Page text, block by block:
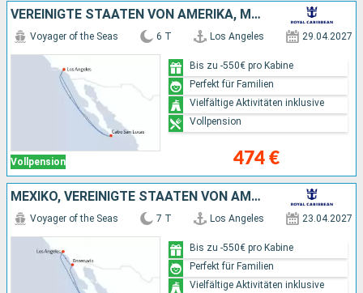
VEREINIGTE STAATEN VON AMERIKA, MEXIKO
Vollpension
Voyager of the Seas 6 T Los Angeles 29.04.2027
474 €
Bis zu -550€ pro Kabine
Perfekt für Familien
Vielfältige Aktivitäten inklusive
Vollpension
MEXIKO, VEREINIGTE STAATEN VON AMERIKA
Voyager of the Seas 7 T Los Angeles 23.04.2027
Bis zu -550€ pro Kabine
Perfekt für Familien
Vielfältige Aktivitäten inklusive